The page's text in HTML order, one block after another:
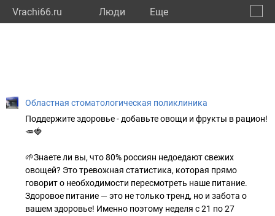
Vrachi66.ru Люди Eще
Областная стоматологическая поликлиника
Поддержите здоровье - добавьте овощи и фрукты в рацион!
🥕🍓
🌱Знаете ли вы, что 80% россиян недоедают свежих
овощей? Это тревожная статистика, которая прямо
говорит о необходимости пересмотреть наше питание.
Здоровое питание — это не только тренд, но и забота о
вашем здоровье! Именно поэтому неделя с 21 по 27